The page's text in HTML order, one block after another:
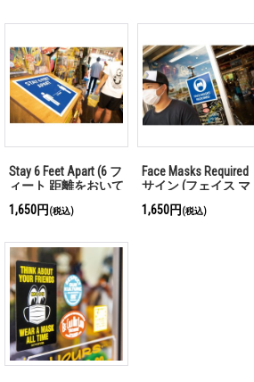
Stay 6 Feet Apart (6 フ
ィート 距離をおいて
ください)サイン
1,650円 (税込)
Face Masks Required
サイン (フェイス マ
スク 必須)
1,650円 (税込)